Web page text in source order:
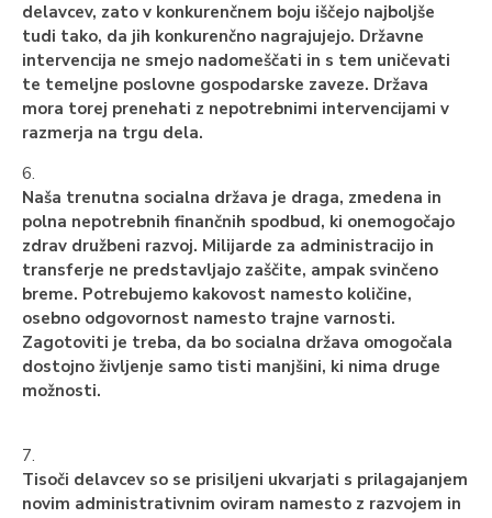
delavcev, zato v konkurenčnem boju iščejo najboljše
tudi tako, da jih konkurenčno nagrajujejo. Državne
intervencija ne smejo nadomeščati in s tem uničevati
te temeljne poslovne gospodarske zaveze. Država
mora torej prenehati z nepotrebnimi intervencijami v
razmerja na trgu dela.
6.
Naša trenutna socialna država je draga, zmedena in
polna nepotrebnih finančnih spodbud, ki onemogočajo
zdrav družbeni razvoj. Milijarde za administracijo in
transferje ne predstavljajo zaščite, ampak svinčeno
breme. Potrebujemo kakovost namesto količine,
osebno odgovornost namesto trajne varnosti.
Zagotoviti je treba, da bo socialna država omogočala
dostojno življenje samo tisti manjšini, ki nima druge
možnosti.
7.
Tisoči delavcev so se prisiljeni ukvarjati s prilagajanjem
novim administrativnim oviram namesto z razvojem in